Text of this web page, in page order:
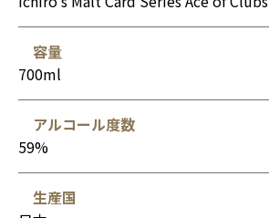
容量
700ml
アルコール度数
59%
生産国